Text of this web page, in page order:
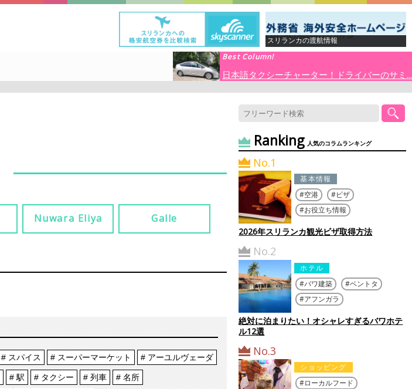
スリランカの渡航情報
Best Column!
日本語タクシーチャーター！ドライバーのサミ...
Nuwara Eliya Galle
スパイス スーパーマーケット アーユルヴェーダ
駅 タクシー 列車 名所
Ranking 人気のコラムランキング
No.1
基本情報
空港
ビザ
お役立ち情報
2026年スリランカ観光ビザ取得方法
No.2
ホテル
バワ建築
ベントタ
アフンガラ
絶対に泊まりたい！オシャレすぎるバワホテ
ル12選
No.3
ショッピング
ローカルフード